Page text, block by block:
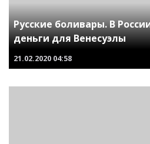
Русские боливары. В
деньги для Венесуэлы
21.02.2020 04:58